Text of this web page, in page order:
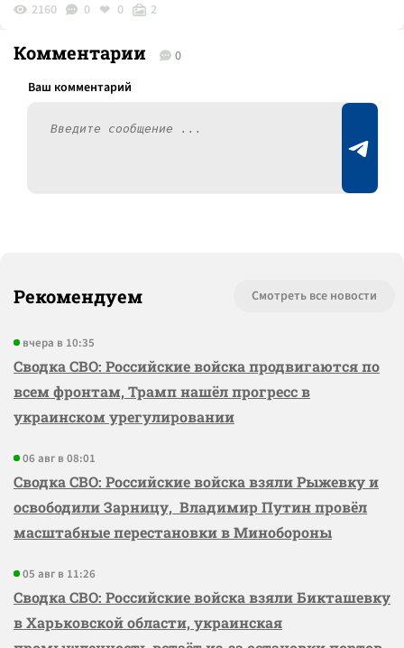
2160 0 0 2
Комментарии 0
Рекомендуем Смотреть все новости
вчера в 10:35
Сводка СВО: Российские войска продвигаются по
всем фронтам, Трамп нашёл прогресс в
украинском урегулировании
06 авг в 08:01
Сводка СВО: Российские войска взяли Рыжевку и
освободили Зарницу, Владимир Путин провёл
масштабные перестановки в Минобороны
05 авг в 11:26
Сводка СВО: Российские войска взяли Бикташевку
в Харьковской области, украинская